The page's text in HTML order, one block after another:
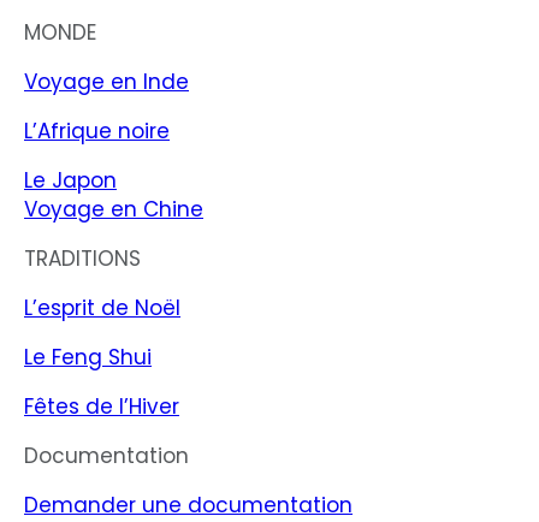
MONDE
Voyage en Inde
L’Afrique noire
Le Japon
Voyage en Chine
TRADITIONS
L’esprit de Noël
Le Feng Shui
Fêtes de l’Hiver
Documentation
Demander une documentation